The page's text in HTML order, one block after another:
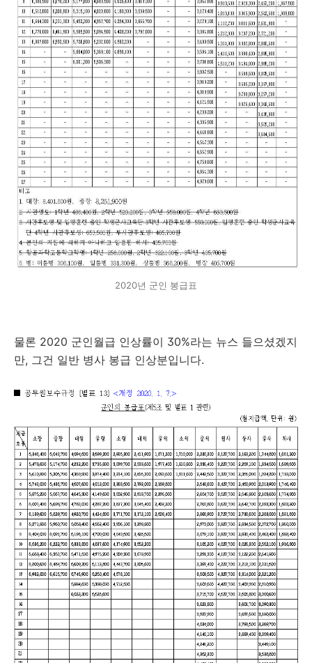
2020년 군인 봉급표
물론 2020 군인월급 인상률이 30%라는 뉴스 들으셨겠지
만, 그건 일반 병사 봉급 인상분입니다.